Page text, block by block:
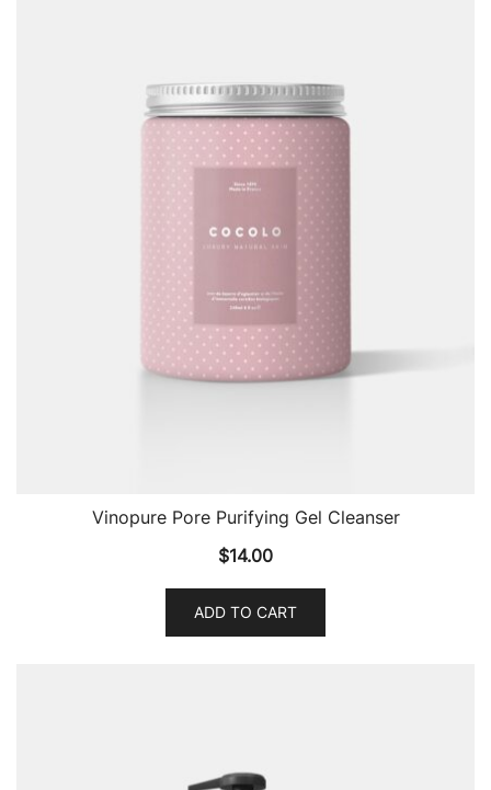
Vinopure Pore Purifying Gel Cleanser
$14.00
ADD TO CART